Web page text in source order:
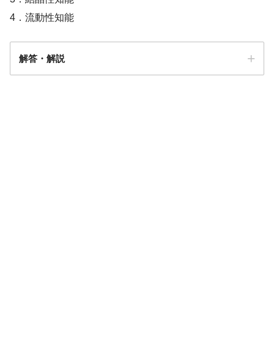
4．流動性知能
解答・解説